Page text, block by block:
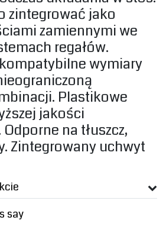
zintegrować jako
zamiennymi we
regałów.
wymiary
Plastikowe
jakości
na tłuszcz,
Zintegrowany uchwyt
say